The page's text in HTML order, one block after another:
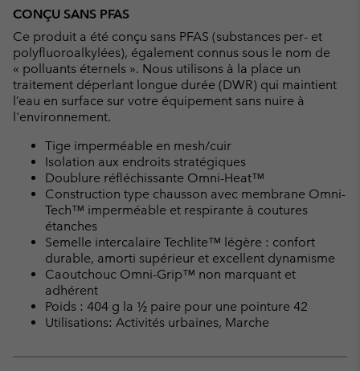
CONÇU SANS PFAS
Ce produit a été conçu sans PFAS (substances per- et
polyfluoroalkylées), également connus sous le nom de
« polluants éternels ». Nous utilisons à la place un
traitement déperlant longue durée (DWR) qui maintient
l’eau en surface sur votre équipement sans nuire à
l'environnement.
Tige imperméable en mesh/cuir
Isolation aux endroits stratégiques
Doublure réfléchissante Omni-Heat™
Construction type chausson avec membrane Omni-
Tech™ imperméable et respirante à coutures
étanches
Semelle intercalaire Techlite™ légère : confort
durable, amorti supérieur et excellent dynamisme
Caoutchouc Omni-Grip™ non marquant et
adhérent
Poids : 404 g la ½ paire pour une pointure 42
Utilisations: Activités urbaines, Marche